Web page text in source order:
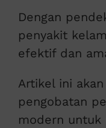
Dengan
penyakit
efektif dan
Artikel ini
pengobatan
modern untuk